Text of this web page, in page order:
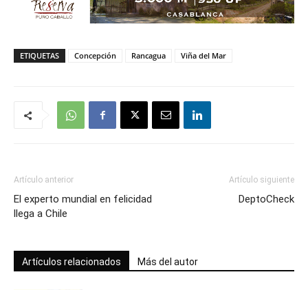
ETIQUETAS Concepción Rancagua Viña del Mar
Artículo anterior
El experto mundial en felicidad
llega a Chile
Artículo siguiente
DeptoCheck
Artículos relacionados Más del autor